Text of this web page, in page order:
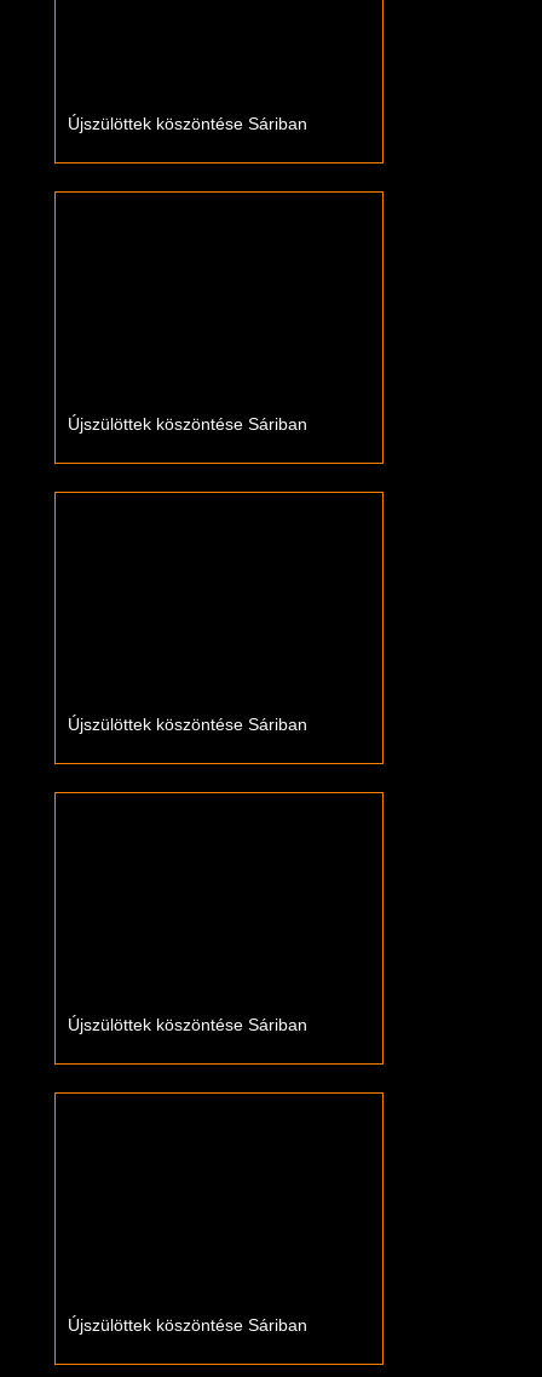
Újszülöttek köszöntése Sáriban
Újszülöttek köszöntése Sáriban
Újszülöttek köszöntése Sáriban
Újszülöttek köszöntése Sáriban
Újszülöttek köszöntése Sáriban